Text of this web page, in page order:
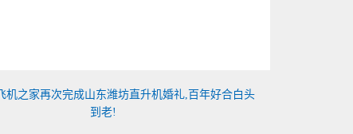
飞机之家再次完成山东潍坊直升机婚礼,百年好合白头
到老!